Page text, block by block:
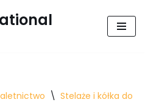
\ Stelaże i kółka do